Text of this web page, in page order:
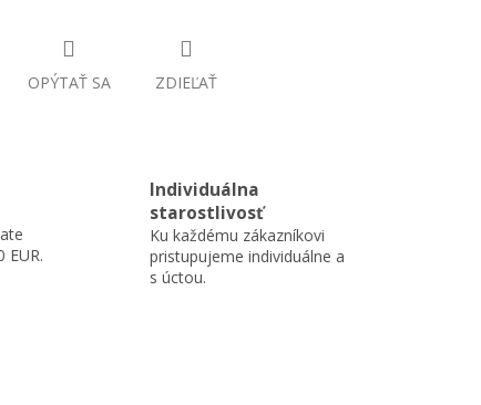
OPÝTAŤ SA ZDIEĽAŤ
EUR.
Individuálna
starostlivosť
Ku každému zákazníkovi
pristupujeme individuálne a
s úctou.